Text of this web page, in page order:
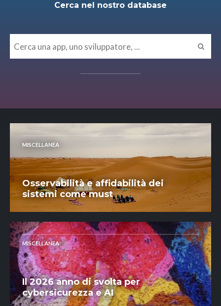
Cerca nel nostro database
MISCELLANEA
Osservabilità e affidabilità dei
sistemi come must
MISCELLANEA
Il 2026 anno di svolta per
cybersicurezza e AI